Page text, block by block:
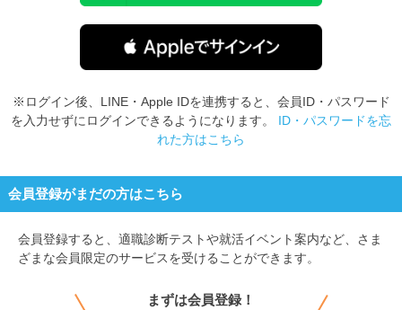
※ログイン後、LINE・Apple IDを連携すると、会員ID・パスワード
を入力せずにログインできるようになります。 ID・パスワードを忘
れた方はこちら
会員登録がまだの方はこちら
会員登録すると、 適職診断テストや就活イベント案内など、さま
ざまな会員限定のサービスを受けることができます。
まずは会員登録！